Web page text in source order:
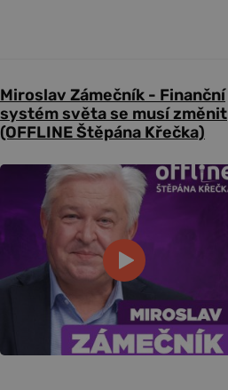
Miroslav Zámečník - Finanční
systém světa se musí změnit
(OFFLINE Štěpána Křečka)